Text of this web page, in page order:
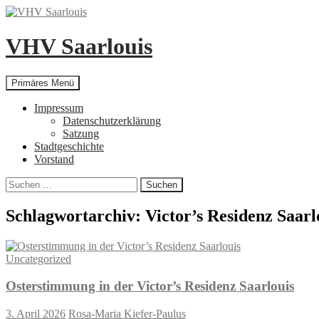
Zum
springen
VHV Saarlouis
Suchen
Primäres Menü
Impressum
Datenschutzerklärung
Satzung
Stadtgeschichte
Vorstand
Suchen
nach:
Schlagwortarchiv: Victor’s Residenz
Uncategorized
Osterstimmung in der Victor’s Residenz Saarlouis
3. April 2026 Rosa-Maria Kiefer-Paulus